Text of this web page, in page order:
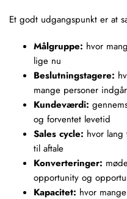
Et godt udgangspunkt er at
Målgruppe: hvor
lige nu
Beslutningstagere:
mange personer
Kundeværdi:
og forventet levetid
Sales cycle: hvor
til aftale
Konverteringer:
opportunity og
Kapacitet: hvor